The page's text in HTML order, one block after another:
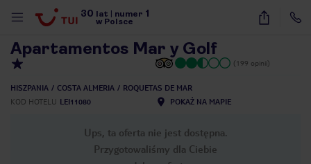
30 lat numer 1
w Polsce
14
Apartamentos Mar y Golf
(199 opinii)
HISZPANIA COSTA ALMERIA
ROQUETAS DE MAR
KOD HOTELU LEI11080 POKAŻ NA MAPIE
Ups, ta oferta nie jest dostępna.
Przygotowaliśmy dla Ciebie